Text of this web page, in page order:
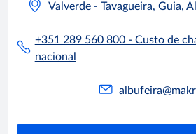
Valverde - Tavagueira, Guia,
+351 289 560 800 - Custo de
nacional